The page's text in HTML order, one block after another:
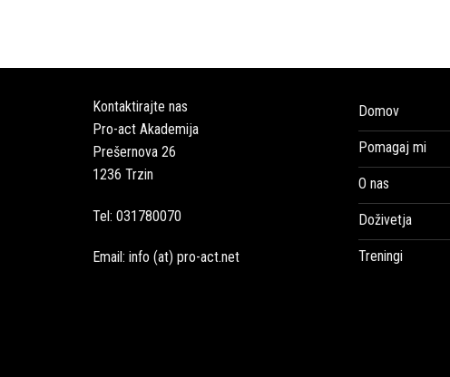
Kontaktirajte nas
Pro-act Akademija
Prešernova 26
1236 Trzin
Tel: 031780070
Email: info (at) pro-act.net
Domov
Pomagaj mi
O nas
Doživetja
Treningi